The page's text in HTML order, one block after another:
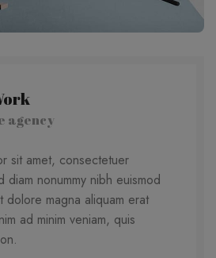
agency
sit amet, consectetuer
diam nonummy nibh euismod
dolore magna aliquam erat
ad minim veniam, quis